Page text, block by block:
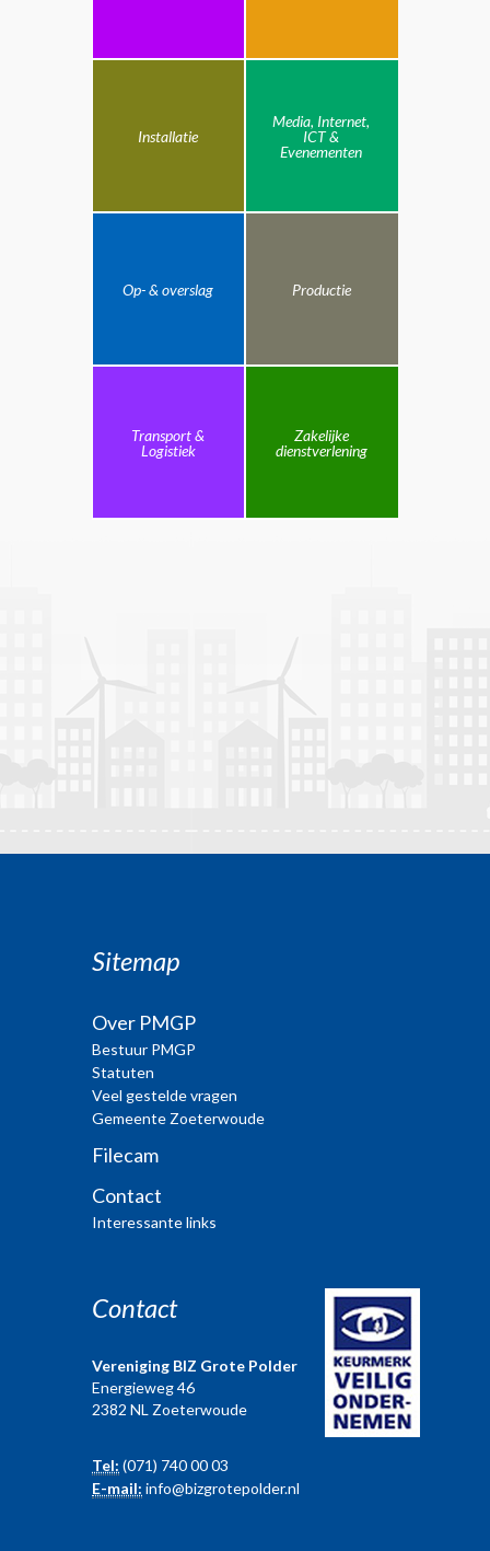
Installatie
Media, Internet,
ICT &
Evenementen
Op- & overslag Productie
Transport &
Logistiek
Zakelijke
dienstverlening
Sitemap
Over PMGP
Bestuur PMGP
Statuten
Veel gestelde vragen
Gemeente Zoeterwoude
Filecam
Contact
Interessante links
Contact
Vereniging BIZ Grote Polder
Energieweg 46
2382 NL Zoeterwoude
Tel: (071) 740 00 03
E-mail: info@bizgrotepolder.nl